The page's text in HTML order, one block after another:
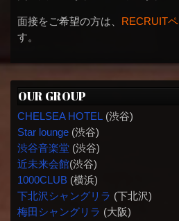
面接をご希望の方は、 RECRUIT
す。
OUR GROUP
CHELSEA HOTEL (渋谷)
Star lounge(渋谷)
渋谷音楽堂(渋谷)
近未来会館(渋谷)
1000CLUB(横浜)
下北沢シャングリラ (下北沢)
梅田シャングリラ (大阪)